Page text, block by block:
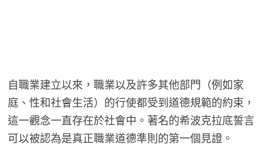
自職業建立以來，職業以及許多其他部門（例如家
庭、性和社會生活）的行使都受到道德規範的約束，
這一觀念一直存在於社會中。著名的希波克拉底誓言
可以被認為是真正職業道德準則的第一個見證。